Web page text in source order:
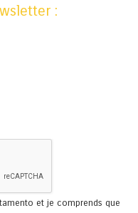
:
et je comprends que